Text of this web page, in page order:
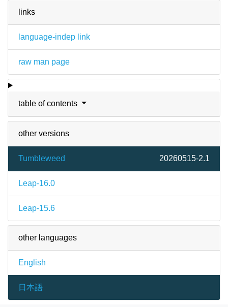
links
language-indep link
raw man page
table of contents
other versions
Tumbleweed 20260515-2.1
Leap-16.0
Leap-15.6
other languages
English
日本語